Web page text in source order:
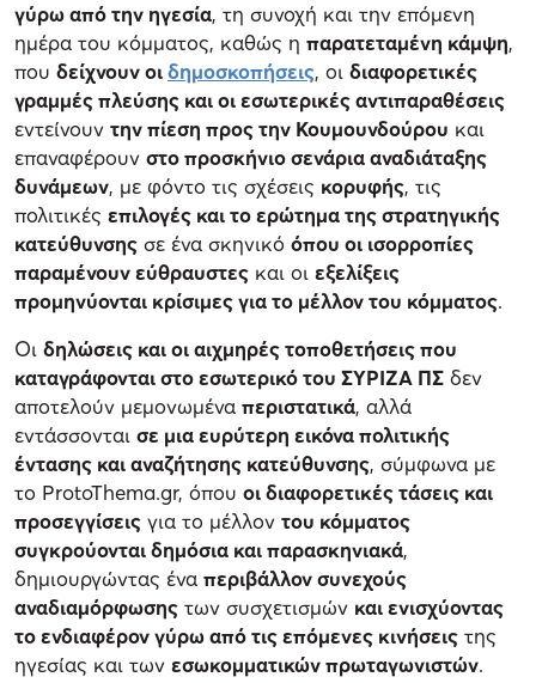
γύρω από την ηγεσία, τη συνοχή και την επόμενη
ημέρα του κόμματος, καθώς η παρατεταμένη κάμψη,
που δείχνουν οιδημοσκοπήσεις, οι διαφορετικές
γραμμές πλεύσης και οι εσωτερικές αντιπαραθέσεις
εντείνουν την πίεση προς την Κουμουνδούρου και
επαναφέρουν στο προσκήνιο σενάρια αναδιάταξης
δυνάμεων, με φόντο τις σχέσεις κορυφής, τις
πολιτικές επιλογές και το ερώτημα της στρατηγικής
κατεύθυνσης σε ένα σκηνικό όπου οι ισορροπίες
παραμένουν εύθραυστες και οι εξελίξεις
προμηνύονται κρίσιμες για το μέλλον του κόμματος.
Οι δηλώσεις και οι αιχμηρές τοποθετήσεις που
καταγράφονται στο εσωτερικό του ΣΥΡΙΖΑ ΠΣ δεν
αποτελούν μεμονωμένα περιστατικά, αλλά
εντάσσονται σε μια ευρύτερη εικόνα πολιτικής
έντασης και αναζήτησης κατεύθυνσης, σύμφωνα με
το ProtoThema.gr, όπου οι διαφορετικές τάσεις και
προσεγγίσεις για το μέλλον του κόμματος
συγκρούονται δημόσια και παρασκηνιακά,
δημιουργώντας ένα περιβάλλον συνεχούς
αναδιαμόρφωσης των συσχετισμών και ενισχύοντας
το ενδιαφέρον γύρω από τις επόμενες κινήσεις της
ηγεσίας και των εσωκομματικών πρωταγωνιστών.